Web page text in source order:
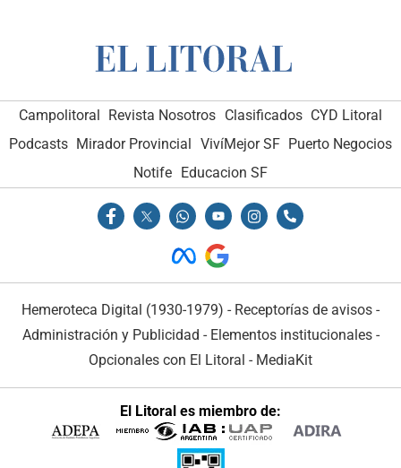
Campolitoral Revista Nosotros Clasificados CYD Litoral
Podcasts Mirador Provincial VivíMejor SF Puerto Negocios
Notife Educacion SF
Hemeroteca Digital (1930-1979) - Receptorías de avisos -
Administración y Publicidad - Elementos institucionales-
Opcionales con El Litoral - MediaKit
El Litoral es miembro de: